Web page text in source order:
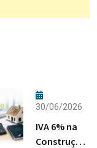
30/06/2026
IVA 6% na
Construção: